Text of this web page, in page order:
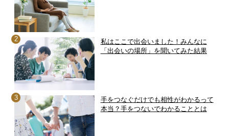
私はここで出会いました！みんなに
「出会いの場所」を聞いてみた結果
手をつなぐだけでも相性がわかるって
本当？手をつないでわかることとは